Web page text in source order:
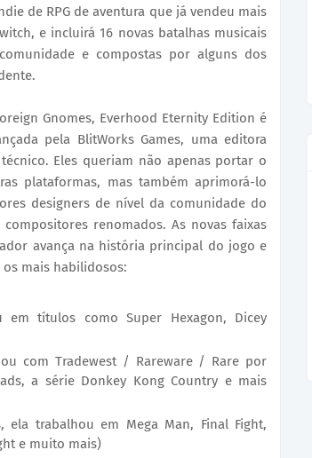
de RPG de aventura que já vendeu mais
e incluirá 16 novas batalhas musicais
e compostas por alguns dos
Gnomes, Everhood Eternity Edition é
pela BlitWorks Games, uma editora
Eles queriam não apenas portar o
plataformas, mas também aprimorá-lo
designers de nível da comunidade do
renomados. As novas faixas
avança na história principal do jogo e
mais habilidosos:
títulos como Super Hexagon, Dicey
com Tradewest / Rareware / Rare por
a série Donkey Kong Country e mais
ela trabalhou em Mega Man, Final Fight,
e muito mais)